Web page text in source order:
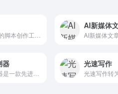
AI新媒体
器
图灵AI检测器是一款先进的工具，能够准确识别和分析AI生成的文本内容。适用于教育工作者、内容创作者和AI技术爱好者。AI检测工具是免费AIGC检测系统，支持论文、自媒体、站长SEO等降AIGC率。
光速写作